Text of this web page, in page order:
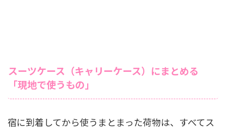
スーツケース（キャリーケース）にまとめる
「現地で使うもの」
宿に到着してから使うまとまった荷物は、すべてス